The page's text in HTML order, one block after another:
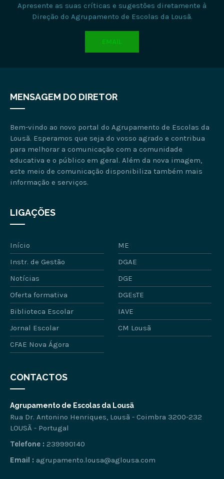
Apresente as suas críticas e sugestões diretamente à
Direção do Agrupamento de Escolas da Lousã.
EMAIL
MENSAGEM DO DIRETOR
Bem-vindo ao novo portal do Agrupamento de Escolas da
Lousã. Esperamos que seja do vosso agrado e contribua
para melhorar a comunicação com a comunidade
educativa e o público em geral. Além da nova imagem,
este meio de comunicação disponibiliza também mais
informação e serviços.
LIGAÇÕES
Início
ME
Instr. de Gestão
DGAE
Notícias
DGE
Oferta formativa
DGEsTE
Biblioteca Escolar
IAVE
Jornal Escolar
CM Lousã
CFAE Nova Ágora
CONTACTOS
Agrupamento de Escolas da Lousã
Rua Dr. Antonino Henriques, Lousã - Coimbra 3200-232
LOUSÃ - Portugal
Telefone : 239990140
Email : agrupamento.lousa@aglousa.com